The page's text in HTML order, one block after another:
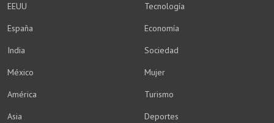
EEUU
España
India
México
América
Asia
Tecnología
Economía
Sociedad
Mujer
Turismo
Deportes